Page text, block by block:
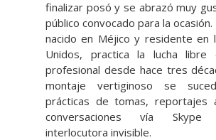
finalizar posó y se abrazó muy
público convocado para la
nacido en Méjico y residente en
Unidos, practica la lucha libre
profesional desde hace tres
montaje vertiginoso se
prácticas de tomas, reportajes
conversaciones vía
interlocutora invisible.